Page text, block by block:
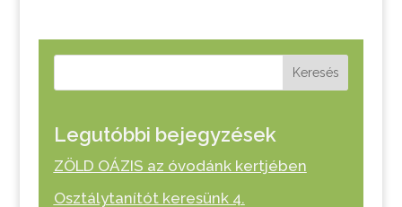
Keresés
Legutóbbi bejegyzések
ZÖLD OÁZIS az óvodánk kertjében
Osztálytanítót keresünk 4.